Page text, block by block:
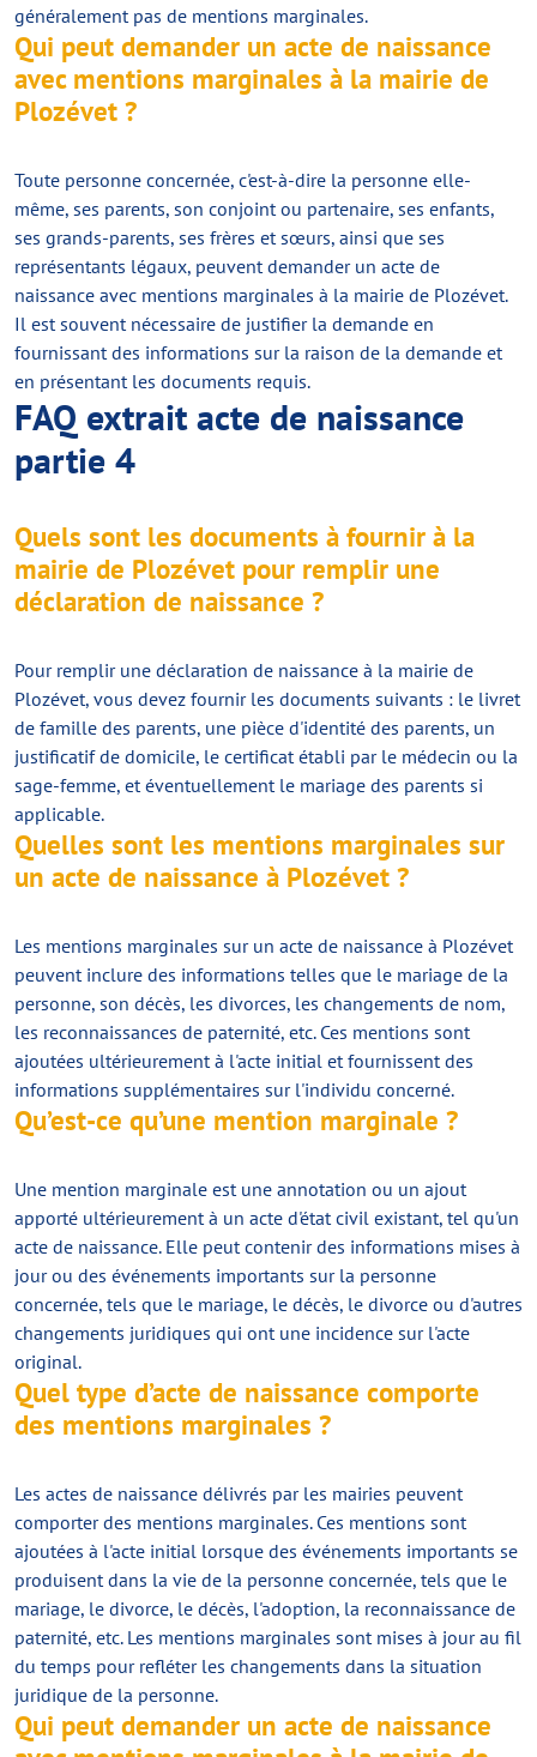
généralement pas de mentions marginales.
Qui peut demander un acte de naissance
avec mentions marginales à la mairie de
Plozévet ?
Toute personne concernée, c'est-à-dire la personne elle-
même, ses parents, son conjoint ou partenaire, ses enfants,
ses grands-parents, ses frères et sœurs, ainsi que ses
représentants légaux, peuvent demander un acte de
naissance avec mentions marginales à la mairie de Plozévet.
Il est souvent nécessaire de justifier la demande en
fournissant des informations sur la raison de la demande et
en présentant les documents requis.
FAQ extrait acte de naissance
partie 4
Quels sont les documents à fournir à la
mairie de Plozévet pour remplir une
déclaration de naissance ?
Pour remplir une déclaration de naissance à la mairie de
Plozévet, vous devez fournir les documents suivants : le livret
de famille des parents, une pièce d'identité des parents, un
justificatif de domicile, le certificat établi par le médecin ou la
sage-femme, et éventuellement le mariage des parents si
applicable.
Quelles sont les mentions marginales sur
un acte de naissance à Plozévet ?
Les mentions marginales sur un acte de naissance à Plozévet
peuvent inclure des informations telles que le mariage de la
personne, son décès, les divorces, les changements de nom,
les reconnaissances de paternité, etc. Ces mentions sont
ajoutées ultérieurement à l'acte initial et fournissent des
informations supplémentaires sur l'individu concerné.
Qu’est-ce qu’une mention marginale ?
Une mention marginale est une annotation ou un ajout
apporté ultérieurement à un acte d'état civil existant, tel qu'un
acte de naissance. Elle peut contenir des informations mises à
jour ou des événements importants sur la personne
concernée, tels que le mariage, le décès, le divorce ou d'autres
changements juridiques qui ont une incidence sur l'acte
original.
Quel type d’acte de naissance comporte
des mentions marginales ?
Les actes de naissance délivrés par les mairies peuvent
comporter des mentions marginales. Ces mentions sont
ajoutées à l'acte initial lorsque des événements importants se
produisent dans la vie de la personne concernée, tels que le
mariage, le divorce, le décès, l'adoption, la reconnaissance de
paternité, etc. Les mentions marginales sont mises à jour au fil
du temps pour refléter les changements dans la situation
juridique de la personne.
Qui peut demander un acte de naissance